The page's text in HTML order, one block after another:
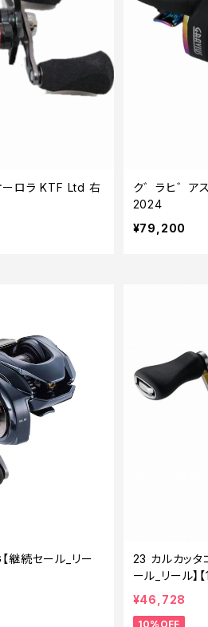
ーロラ KTF Ltd 右
ク゛ラヒ゛ア
2024
¥79,200
継続セール_リー
23 カルカッタ
ール_リール】【
¥46,728
10%OFF